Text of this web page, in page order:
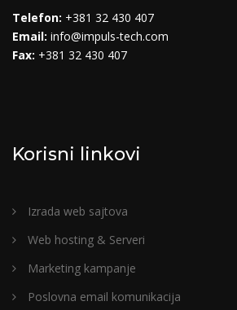
Telefon: +381 32 430 407
Email: info@impuls-tech.com
Fax: +381 32 430 407
Korisni linkovi
Izrada web sajtova
Web hosting & Serveri
Marketing kampanje
Poslovna email komunikacija